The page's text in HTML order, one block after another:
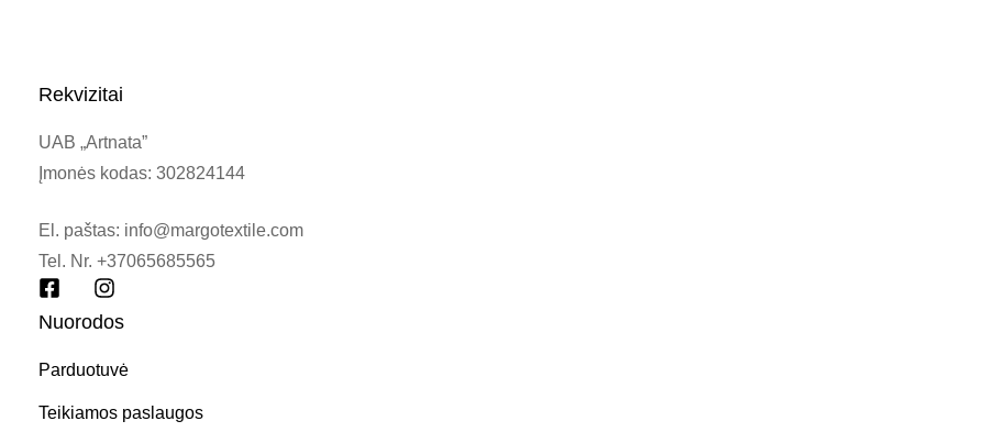
Rekvizitai
UAB „Artnata”
Įmonės kodas: 302824144
El. paštas: info@margotextile.com
Tel. Nr. +37065685565
Nuorodos
Parduotuvė
Teikiamos paslaugos